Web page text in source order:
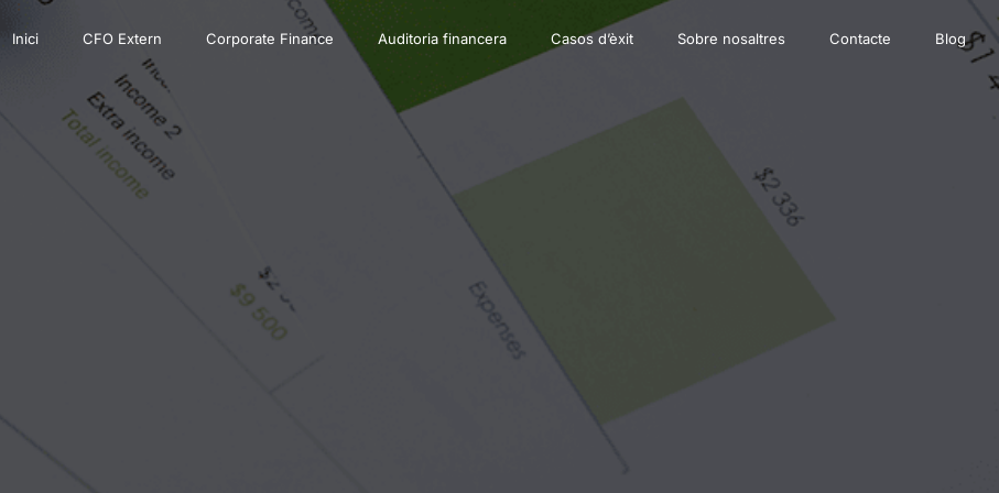
Inici CFO Extern Corporate Finance Auditoria financera Casos d’èxit Sobre nosaltres Contacte Blog